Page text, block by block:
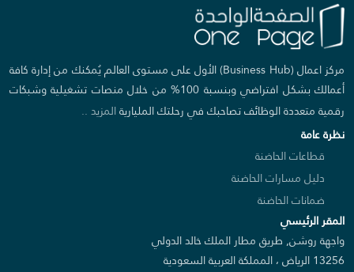
مركز اعمال (Business Hub) الأول على مستوى العالم يُمكنك من إدارة كافة
أعمالك بشكل افتراضي وبنسبة 100% من خلال منصات تشغيلية وشبكات
رقمية متعددة الوظائف تصاحبك في رحلتك الملياريةالمزيد ..
نظرة عامة
قطاعات الحاضنة
دليل مسارات الحاضنة
ضمانات الحاضنة
المقر الرئيسي
واجهة روشن, طريق مطار الملك خالد الدولي
13256 الرياض ، المملكة العربية السعودية